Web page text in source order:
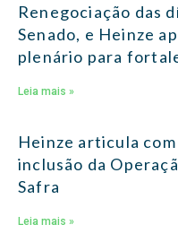
Renegociação das
Senado, e Heinze
plenário para
Leia mais »
Heinze articula
inclusão da
Safra
Leia mais »